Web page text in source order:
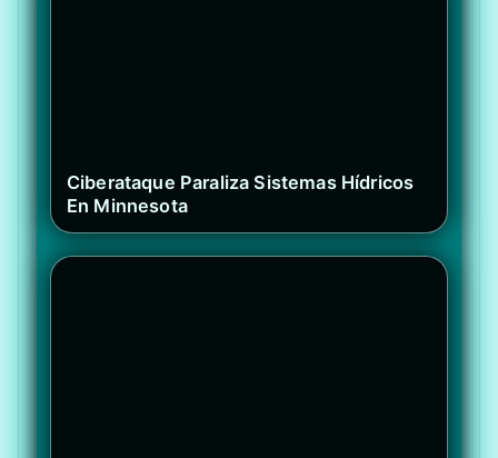
Ciberataque Paraliza Sistemas Hídricos
En Minnesota